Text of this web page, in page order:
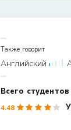
Также говорит
Английский
4.48